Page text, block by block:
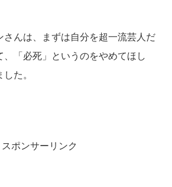
さんは、まずは自分を超一流芸人だ
、「必死」というのをやめてほし
た。
スポンサーリンク